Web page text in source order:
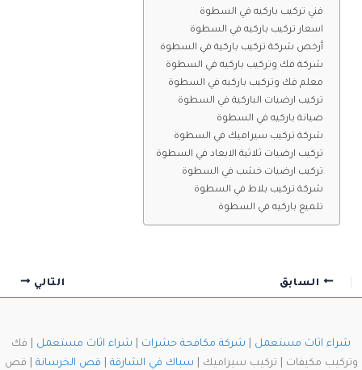
فني تركيب باركيه في السطوة
اسعار تركيب باركيه في السطوة
أرخص شركة تركيب باركية في السطوة
شركة فك وتركيب باركيه في السطوة
معلم فك وتركيب باركيه في السطوة
تركيب ارضيات الباركية في السطوة
صيانة باركيه في السطوة
شركة تركيب سيراميك في السطوة
تركيب ارضيات ثلاثية الابعاد في السطوة
تركيب ارضيات خشب في السطوة
شركة تركيب بلاط في السطوة
تلميع باركيه في السطوة
السابق التالي
شراء اثاث مستعمل شركة مكافحة حشرات شراء اثاث مستعمل | فك
وتركيب مكيفات | تركيب سيراميك | سباك في الشارقة قص الخرسانة | قص